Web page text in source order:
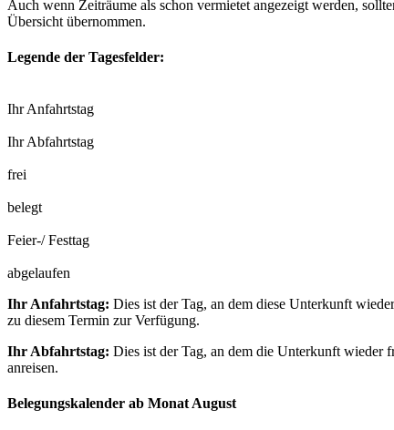
Auch wenn Zeiträume als schon vermietet angezeigt werden,
Übersicht übernommen.
Legende der Tagesfelder:
Ihr Anfahrtstag
Ihr Abfahrtstag
frei
belegt
Feier-/ Festtag
abgelaufen
Ihr Anfahrtstag: Dies ist der Tag, an dem diese Unterkunft
zu diesem Termin zur Verfügung.
Ihr Abfahrtstag: Dies ist der Tag, an dem die Unterkunft wieder
anreisen.
Belegungskalender ab Monat August